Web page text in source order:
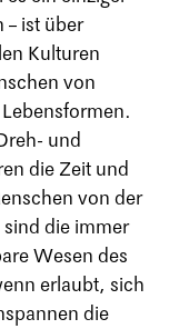
– ist über
Kulturen
von
und
die Zeit und
von der
die immer
Wesen des
erlaubt, sich
die